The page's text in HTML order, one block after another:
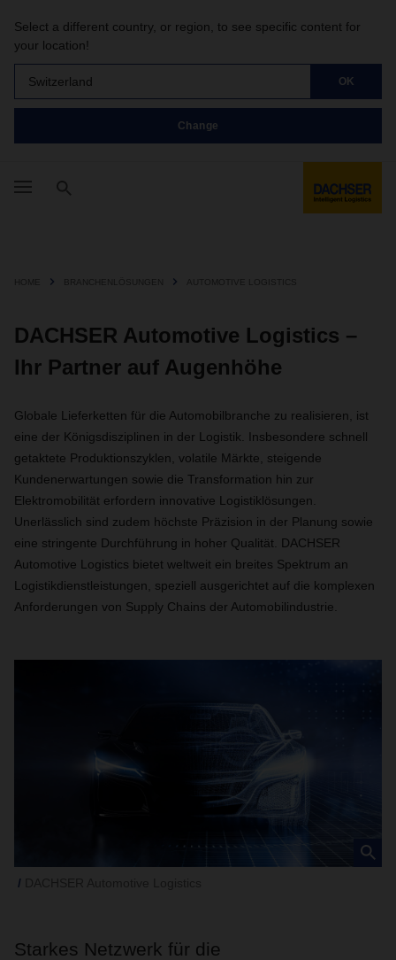
Select a different country, or region, to see specific content for
your location!
Switzerland OK
Change
HOME BRANCHENLÖSUNGEN AUTOMOTIVE LOGISTICS
DACHSER Automotive Logistics –
Ihr Partner auf Augenhöhe
Globale Lieferketten für die Automobilbranche zu realisieren, ist
eine der Königsdisziplinen in der Logistik. Insbesondere schnell
getaktete Produktionszyklen, volatile Märkte, steigende
Kundenerwartungen sowie die Transformation hin zur
Elektromobilität erfordern innovative Logistiklösungen.
Unerlässlich sind zudem höchste Präzision in der Planung sowie
eine stringente Durchführung in hoher Qualität. DACHSER
Automotive Logistics bietet weltweit ein breites Spektrum an
Logistikdienstleistungen, speziell ausgerichtet auf die komplexen
Anforderungen von Supply Chains der Automobilindustrie.
Starkes Netzwerk für die